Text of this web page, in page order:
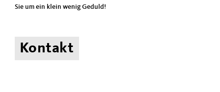
Sie um ein klein wenig Geduld!
Kontakt